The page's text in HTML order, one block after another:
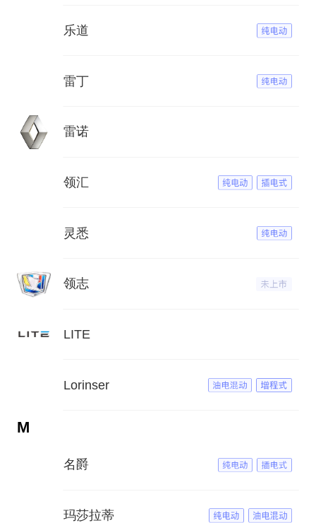
乐道
雷丁
雷诺
领汇
灵悉
领志
LITE
Lorinser
M
名爵
玛莎拉蒂